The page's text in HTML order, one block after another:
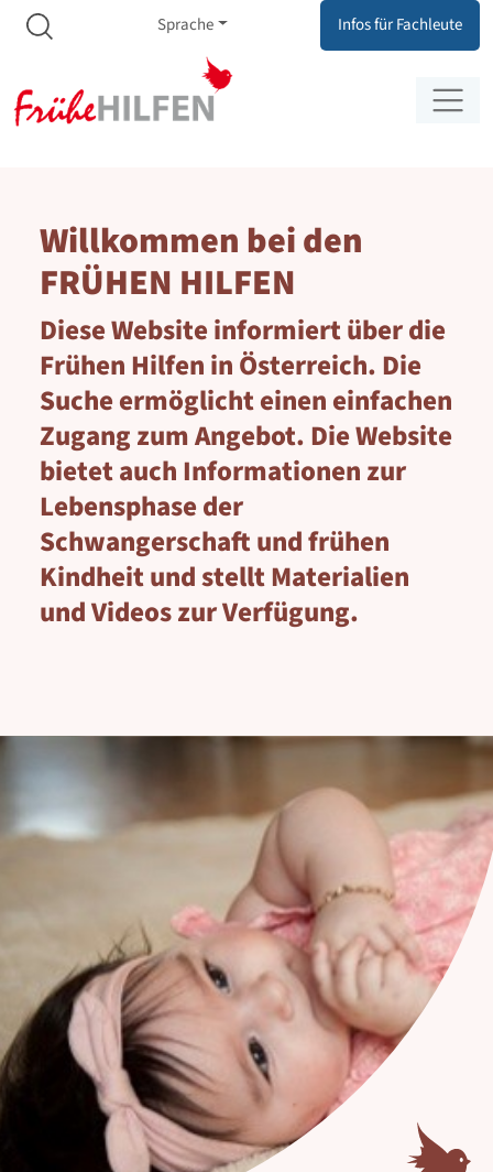
Zum Inhalt springen
Zur Navigation springen
Meta Navigation
Sprache Infos für Fachleute
Willkommen bei den
FRÜHEN HILFEN
Diese Website informiert über die
Frühen Hilfen in Österreich. Die
Suche ermöglicht einen einfachen
Zugang zum Angebot. Die Website
bietet auch Informationen zur
Lebensphase der
Schwangerschaft und frühen
Kindheit und stellt Materialien
und Videos zur Verfügung.